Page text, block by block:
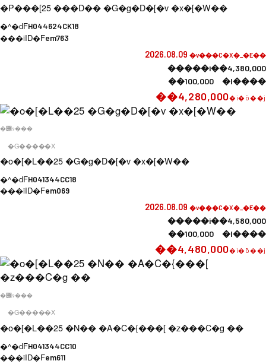
�P���[25 ���D�� �G�g�D�[�v �x�[�W��
�^�ԁFH044624CK18
���iID�Fem763
2026.08.09 �v���C�X�_�E��
�����i��4,380,000
��100,000 �l����
��4,280,000�i�ō��j
�݌ɂ���
�G�����X
�o�[�L��25 �G�g�D�[�v �x�[�W��
�^�ԁFH041344CC18
���iID�Fem069
2026.08.09 �v���C�X�_�E��
�����i��4,580,000
��100,000 �l����
��4,480,000�i�ō��j
�݌ɂ���
�G�����X
�o�[�L��25 �N�� �A�C�{���[ �z���C�g ��
�^�ԁFH041344CC10
���iID�Fem611